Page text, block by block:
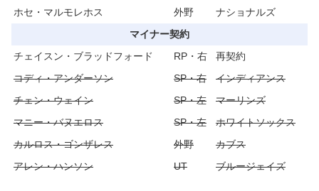
ホセ・マルモレホス
外野
ナショナルズ
マイナー契約
チェイスン・ブラッドフォード
RP・右
再契約
コディ・アンダーソン
SP・右
インディアンス
チェン・ウェイン
SP・左
マーリンズ
マニー・バヌエロス
SP・左
ホワイトソックス
カルロス・ゴンザレス
外野
カブス
アレン・ハンソン
UT ブルージェイズ